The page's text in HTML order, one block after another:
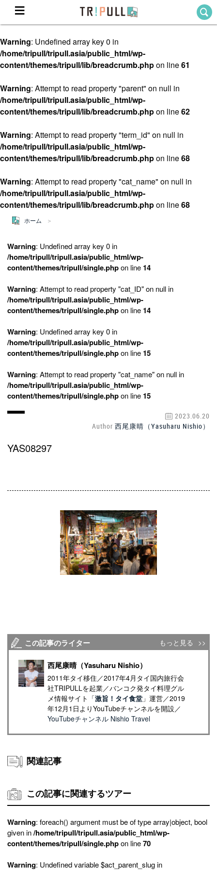
ホーム
Theme
テーマから探す
TRIPULLブログ
About
私たちについて
Warning: Undefined array key 0 in
/home/tripull/tripull.asia/public_html/wp-
content/themes/tripull/lib/breadcrumb.phpon line61
Warning: Attempt to read property "parent" on null in
/home/tripull/tripull.asia/public_html/wp-
content/themes/tripull/lib/breadcrumb.phpon line62
Warning: Attempt to read property "term_id" on null in
/home/tripull/tripull.asia/public_html/wp-
content/themes/tripull/lib/breadcrumb.phpon line68
Warning: Attempt to read property "cat_name" on null in
/home/tripull/tripull.asia/public_html/wp-
content/themes/tripull/lib/breadcrumb.phpon line68
ホーム
Warning: Undefined array key 0 in
/home/tripull/tripull.asia/public_html/wp-
content/themes/tripull/single.phpon line 14
Warning: Attempt to read property "cat_ID" on null in
/home/tripull/tripull.asia/public_html/wp-
content/themes/tripull/single.phpon line 14
Warning: Undefined array key 0 in
/home/tripull/tripull.asia/public_html/wp-
content/themes/tripull/single.phpon line 15
Warning: Attempt to read property "cat_name" on null in
/home/tripull/tripull.asia/public_html/wp-
content/themes/tripull/single.phpon line 15
2023.06.20
Author 西尾康晴（Yasuharu Nishio）
YAS08297
この記事のライター もっと見る
西尾康晴（Yasuharu Nishio）
2011年タイ移住／2017年4月タイ国内旅行会
社TRIPULLを起業／バンコク発タイ料理グル
メ情報サイト「激旨！タイ食堂」運営／2019
年12月1日よりYouTubeチャンネルを開設／
YouTubeチャンネル Nishio Travel
関連記事
この記事に関連するツアー
Warning: foreach() argument must be of type array|object, bool
given in/home/tripull/tripull.asia/public_html/wp-
content/themes/tripull/single.phpon line70
Warning: Undefined variable $act_parent_slug in